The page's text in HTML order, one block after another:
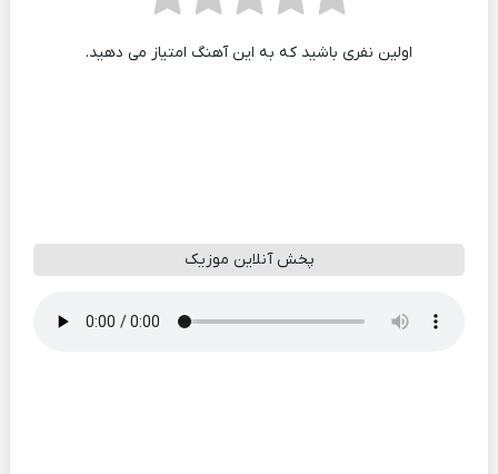
اولین نفری باشید که به این آهنگ امتیاز می دهید.
پخش آنلاین موزیک